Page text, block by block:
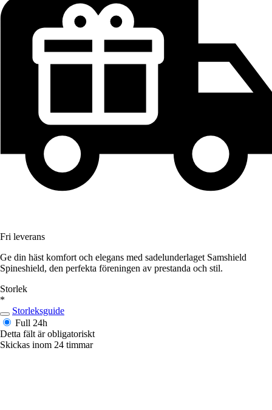
Fri leverans
Ge din häst komfort och elegans med sadelunderlaget Samshield
Spineshield, den perfekta föreningen av prestanda och stil.
Storlek
*
Storleksguide
Full 24h
Detta fält är obligatoriskt
Skickas inom 24 timmar